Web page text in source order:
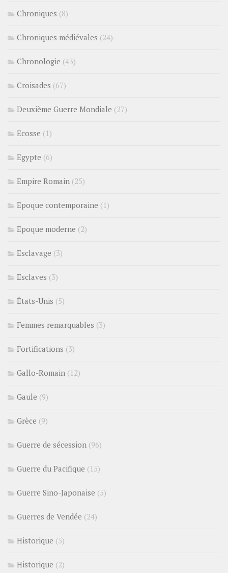
Chroniques (8)
Chroniques médiévales (24)
Chronologie (43)
Croisades (67)
Deuxième Guerre Mondiale (27)
Ecosse (1)
Egypte (6)
Empire Romain (25)
Epoque contemporaine (1)
Epoque moderne (2)
Esclavage (3)
Esclaves (3)
États-Unis (5)
Femmes remarquables (3)
Fortifications (3)
Gallo-Romain (12)
Gaule (9)
Grèce (9)
Guerre de sécession (96)
Guerre du Pacifique (15)
Guerre Sino-Japonaise (5)
Guerres de Vendée (24)
Historique (5)
Historique (2)